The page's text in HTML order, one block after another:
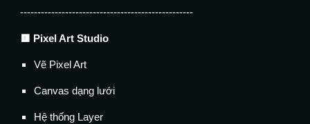
--------------------------------------------------
🟨 Pixel Art Studio
Vẽ Pixel Art
Canvas dạng lưới
Hệ thống Layer